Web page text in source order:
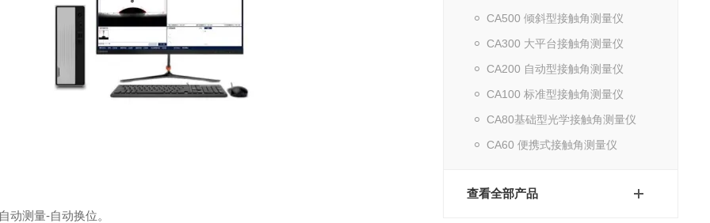
CA500 倾斜型接触角测量仪
CA300 大平台接触角测量仪
CA200 自动型接触角测量仪
CA100 标准型接触角测量仪
CA80基础型光学接触角测量仪
CA60 便携式接触角测量仪
查看全部产品
动测量-自动换位。